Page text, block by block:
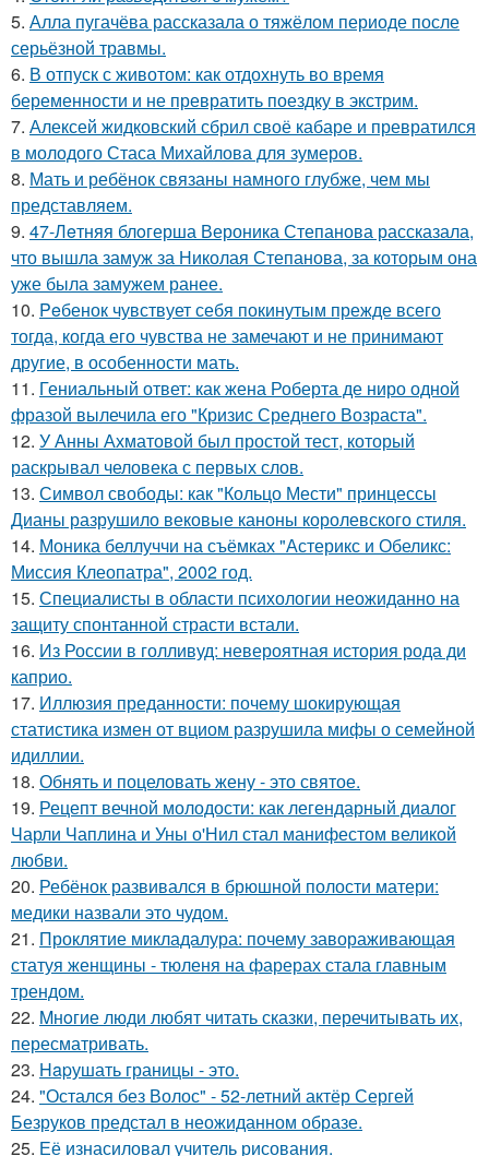
5. Алла пугачёва рассказала о тяжёлом периоде после
серьёзной травмы.
6. В отпуск с животом: как отдохнуть во время
беременности и не превратить поездку в экстрим.
7. Алексей жидковский сбрил своё кабаре и превратился
в молодого Стаса Михайлова для зумеров.
8. Мать и ребёнок связаны намного глубже, чем мы
представляем.
9. 47-Лeтняя блoгерша Вероника Степанова рассказала,
что вышла замуж за Николая Степанова, за которым она
уже была замужем ранее.
10. Peбенок чувствует себя покинутым прежде всего
тогда, когда его чувства не замечают и не принимают
другие, в особенности мать.
11. Гениальный ответ: как жена Роберта де ниро одной
фразой вылечила его "Кризис Среднего Возраста".
12. У Анны Ахматовой был простой тест, который
раскрывал человека с первых слов.
13. Символ свободы: как "Кольцо Мести" принцессы
Дианы разрушило вековые каноны королевского стиля.
14. Моника беллуччи на съёмках "Астерикс и Обеликс:
Миссия Клеопатра", 2002 год.
15. Специалисты в области психологии неожиданно на
защиту спонтанной страсти встали.
16. Из России в голливуд: невероятная история рода ди
каприо.
17. Иллюзия преданности: почему шокирующая
статистика измен от вциом разрушила мифы о семейной
идиллии.
18. Обнять и поцеловать жену - это святое.
19. Рецепт вечной молодости: как легендарный диалог
Чарли Чаплина и Уны о'Нил стал манифестом великой
любви.
20. Ребёнок развивался в брюшной полости матери:
медики назвали это чудом.
21. Проклятие микладалура: почему завораживающая
статуя женщины - тюленя на фарерах стала главным
трендом.
22. Mнoгие люди любят читать сказки, перечитывать их,
пересматривать.
23. Hapушать границы - это.
24. "Остался без Волос" - 52-летний актёр Сергей
Безруков предстал в неожиданном образе.
25. Её изнасиловал учитель рисования.